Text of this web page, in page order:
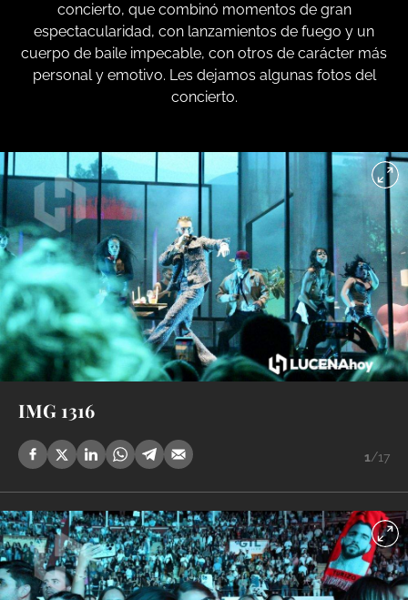
concierto, que combinó momentos de gran
espectacularidad, con lanzamientos de fuego y un
cuerpo de baile impecable, con otros de carácter más
personal y emotivo. Les dejamos algunas fotos del
concierto.
IMG 1316
1/17